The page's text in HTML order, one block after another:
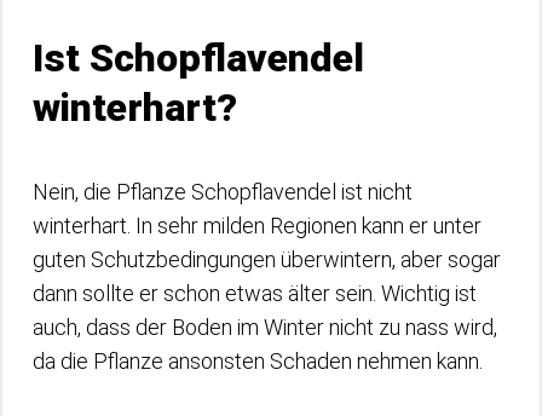
Ist Schopflavendel
winterhart?
Nein, die Pflanze Schopflavendel ist nicht
winterhart. In sehr milden Regionen kann er unter
guten Schutzbedingungen überwintern, aber sogar
dann sollte er schon etwas älter sein. Wichtig ist
auch, dass der Boden im Winter nicht zu nass wird,
da die Pflanze ansonsten Schaden nehmen kann.